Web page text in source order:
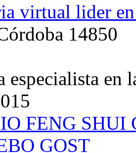
virtual lider
14850
especialista en
FENG
GOST